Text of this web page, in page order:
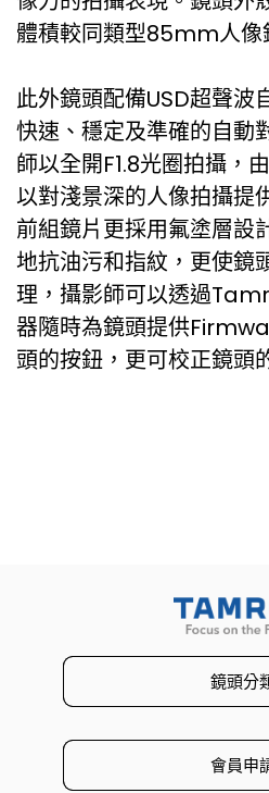
體積較同類型85mm人像
此外鏡頭配備USD超聲波
快速、穩定及準確的自動
師以全開F1.8光圈拍攝，
以對淺景深的人像拍攝提
前組鏡片更採用氟塗層設
地抗油污和指紋，更使鏡
理，攝影師可以透過
器隨時為鏡頭提供
頭的按鈕，更可校正鏡頭
鏡頭分
會員申